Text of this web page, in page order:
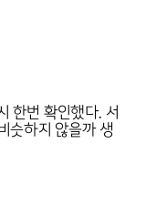
한번 확인했다. 서
슷하지 않을까 생